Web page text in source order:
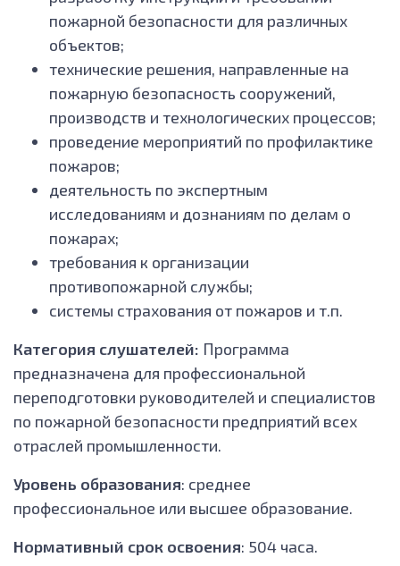
пожарной безопасности для различных
объектов;
технические решения, направленные на
пожарную безопасность сооружений,
производств и технологических процессов;
проведение мероприятий по профилактике
пожаров;
деятельность по экспертным
исследованиям и дознаниям по делам о
пожарах;
требования к организации
противопожарной службы;
системы страхования от пожаров и т.п.
Категория слушателей: Программа
предназначена для профессиональной
переподготовки руководителей и специалистов
по пожарной безопасности предприятий всех
отраслей промышленности.
Уровень образования: среднее
профессиональное или высшее образование.
Нормативный срок освоения: 504 часа.